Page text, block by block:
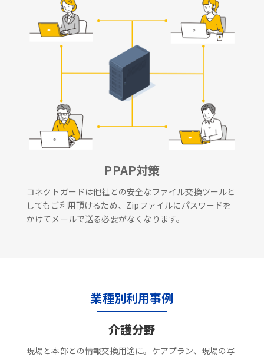
PPAP対策
コネクトガードは他社との安全なファイル交換ツールと
してもご利用頂けるため、Zipファイルにパスワードを
かけてメールで送る必要がなくなります。
業種別利用事例
介護分野
現場と本部との情報交換用途に。ケアプラン、現場の写